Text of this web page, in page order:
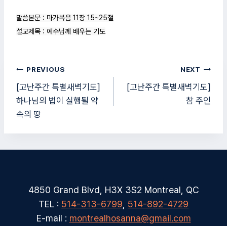
말씀본문 : 마가복음 11장 15~25절
설교제목 : 예수님께 배우는 기도
글
탐
색
PREVIOUS
[고난주간 특별새벽기도]
하나님의 법이 실행될 약
속의 땅
NEXT
[고난주간 특별새벽기도]
참 주인
4850 Grand Blvd, H3X 3S2 Montreal, QC
TEL : 514-313-6799 514-892-4729
E-mail : montrealhosanna@gmail.com